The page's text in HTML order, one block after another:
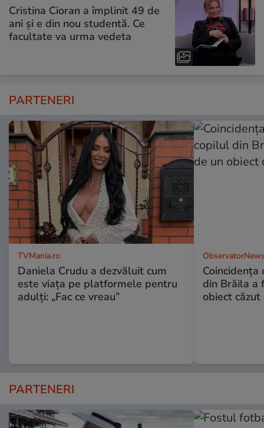
Cristina Cioran a împlinit 49 de
ani și e din nou studentă. Ce
facultate va urma vedeta
PARTENERI
TVMania.ro
Daniela Crudu a dezvăluit cum
este viața pe platformele pentru
adulți: „Fac ce vreau”
Coincidența
din Brăila a
obiect căzut
PARTENERI